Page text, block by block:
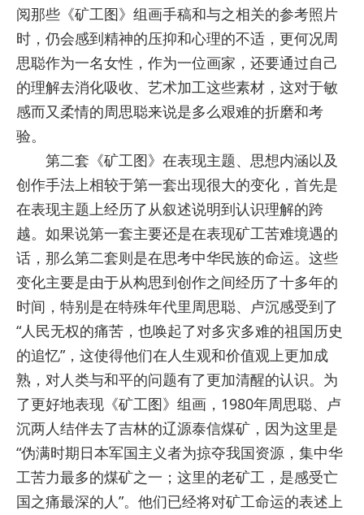
阅那些《矿工图》组画手稿和与之相关的参考照片
时，仍会感到精神的压抑和心理的不适，更何况周
思聪作为一名女性，作为一位画家，还要通过自己
的理解去消化吸收、艺术加工这些素材，这对于敏
感而又柔情的周思聪来说是多么艰难的折磨和考
验。
第二套《矿工图》在表现主题、思想内涵以及
创作手法上相较于第一套出现很大的变化，首先是
在表现主题上经历了从叙述说明到认识理解的跨
越。如果说第一套主要还是在表现矿工苦难境遇的
话，那么第二套则是在思考中华民族的命运。这些
变化主要是由于从构思到创作之间经历了十多年的
时间，特别是在特殊年代里周思聪、卢沉感受到了
“人民无权的痛苦，也唤起了对多灾多难的祖国历史
的追忆”，这使得他们在人生观和价值观上更加成
熟，对人类与和平的问题有了更加清醒的认识。为
了更好地表现《矿工图》组画，1980年周思聪、卢
沉两人结伴去了吉林的辽源泰信煤矿，因为这里是
“伪满时期日本军国主义者为掠夺我国资源，集中华
工苦力最多的煤矿之一；这里的老矿工，是感受亡
国之痛最深的人”。他们已经将对矿工命运的表述上